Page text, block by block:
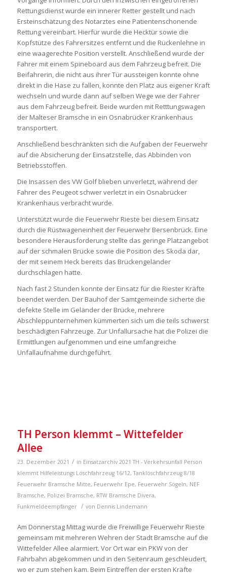
Rettungsdienst wurde ein innerer Retter gestellt und nach
Ersteinschätzung des Notarztes eine Patientenschonende
Rettung vereinbart. Hierfür wurde die Hecktür sowie die
Kopfstütze des Fahrersitzes entfernt und die Rückenlehne in
eine waagerechte Position verstellt. Anschließend wurde der
Fahrer mit einem Spineboard aus dem Fahrzeug befreit. Die
Beifahrerin, die nicht aus ihrer Tür aussteigen konnte ohne
direkt in die Hase zu fallen, konnte den Platz aus eigener Kraft
wechseln und wurde dann auf selben Wege wie der Fahrer
aus dem Fahrzeug befreit. Beide wurden mit Retttungswagen
der Malteser Bramsche in ein Osnabrücker Krankenhaus
transportiert.
Anschließend beschränkten sich die Aufgaben der Feuerwehr
auf die Absicherung der Einsatzstelle, das Abbinden von
Betriebsstoffen.
Die Insassen des VW Golf blieben unverletzt, während der
Fahrer des Peugeot schwer verletzt in ein Osnabrücker
Krankenhaus verbracht wurde.
Unterstützt wurde die Feuerwehr Rieste bei diesem Einsatz
durch die Rüstwageneinheit der Feuerwehr Bersenbrück. Eine
besondere Herausforderung stellte das geringe Platzangebot
auf der schmalen Brücke sowie die Position des Skoda dar,
der mit seinem Heck bereits das Brückengeländer
durchschlagen hatte.
Nach fast 2 Stunden konnte der Einsatz für die Riester Kräfte
beendet werden. Der Bauhof der Samtgemeinde sicherte die
defekte Stelle im Geländer der Brücke, mehrere
Abschleppunternehmen kümmerten sich um die teils schwerst
beschädigten Fahrzeuge. Zur Unfallursache hat die Polizei die
Ermittlungen aufgenommen und eine umfangreiche
Unfallaufnahme durchgeführt.
TH Person klemmt – Wittefelder
Allee
23. Dezember 2021 / in Einsatzarchiv 2021 TH - Verkehrsunfall Person
klemmt Hilfeleistungs Löschfahrzeug 16/12,Tanklöschfahrzeug 8/18
Feuerwehr Bramsche Mitte, Feuerwehr Epe, Feuerwehr Sögeln, NEF
Bramsche, Polizei Bramsche, RTW Bramsche Divera,
Funkmeldeempfänger
/ von Dennis Lindemann
Am Donnerstag Mittag wurde die Freiwillige Feuerwehr Rieste
gemeinsam mit mehreren Wehren der Stadt Bramsche auf die
Wittefelder Allee alarmiert. Vor Ort war ein PKW von der
Fahrbahn abgekommen und in den Seitenraum geschleudert,
wo er zum stehen kam. Beim Eintreffen der ersten Kräfte